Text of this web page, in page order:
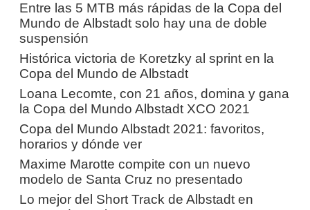
Entre las 5 MTB más rápidas de la Copa del
Mundo de Albstadt solo hay una de doble
suspensión
Histórica victoria de Koretzky al sprint en la
Copa del Mundo de Albstadt
Loana Lecomte, con 21 años, domina y gana
la Copa del Mundo Albstadt XCO 2021
Copa del Mundo Albstadt 2021: favoritos,
horarios y dónde ver
Maxime Marotte compite con un nuevo
modelo de Santa Cruz no presentado
Lo mejor del Short Track de Albstadt en